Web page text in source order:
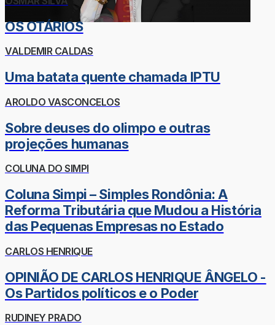
OS OTÁRIOS
VALDEMIR CALDAS
Uma batata quente chamada IPTU
AROLDO VASCONCELOS
Sobre deuses do olimpo e outras
projeções humanas
COLUNA DO SIMPI
Coluna Simpi – Simples Rondônia: A
Reforma Tributária que Mudou a História
das Pequenas Empresas no Estado
CARLOS HENRIQUE
OPINIÃO DE CARLOS HENRIQUE ÂNGELO -
Os Partidos políticos e o Poder
RUDINEY PRADO